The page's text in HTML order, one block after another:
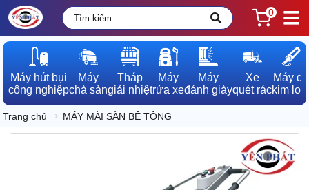
0
Máy hút bụi
công nghiệp
Máy
chà sàn
Tháp
giải nhiệt
Máy
rửa xe
Máy
đánh giày
Xe
quét rác
Máy dò
kim loại
Trang chủ MÁY MÀI SÀN BÊ TÔNG